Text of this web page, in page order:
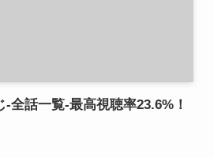
全話一覧-最高視聴率23.6%！